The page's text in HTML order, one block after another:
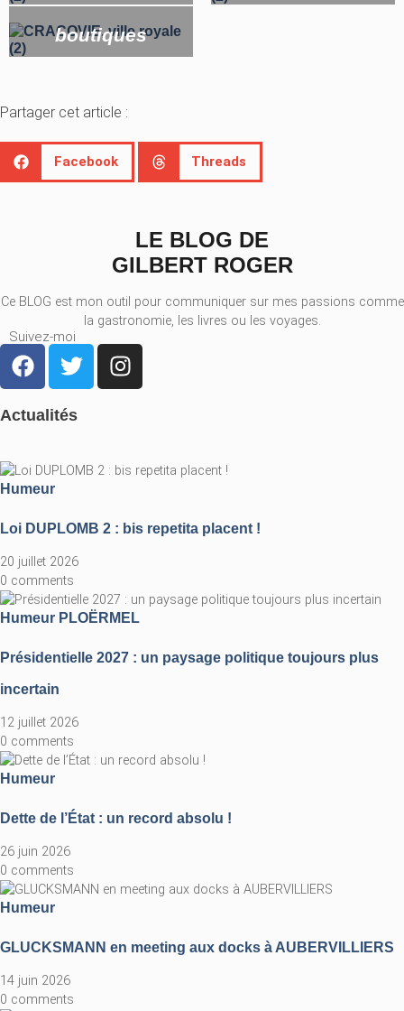
boutiques
Partager cet article :
Facebook Threads
LE BLOG DE
GILBERT ROGER
Ce BLOG est mon outil pour communiquer sur mes passions comme
la gastronomie, les livres ou les voyages.
Suivez-moi
Actualités
Humeur
Loi DUPLOMB 2 : bis repetita placent !
20 juillet 2026
0 comments
Humeur PLOËRMEL
Présidentielle 2027 : un paysage politique toujours plus
incertain
12 juillet 2026
0 comments
Humeur
Dette de l’État : un record absolu !
26 juin 2026
0 comments
Humeur
GLUCKSMANN en meeting aux docks à AUBERVILLIERS
14 juin 2026
0 comments